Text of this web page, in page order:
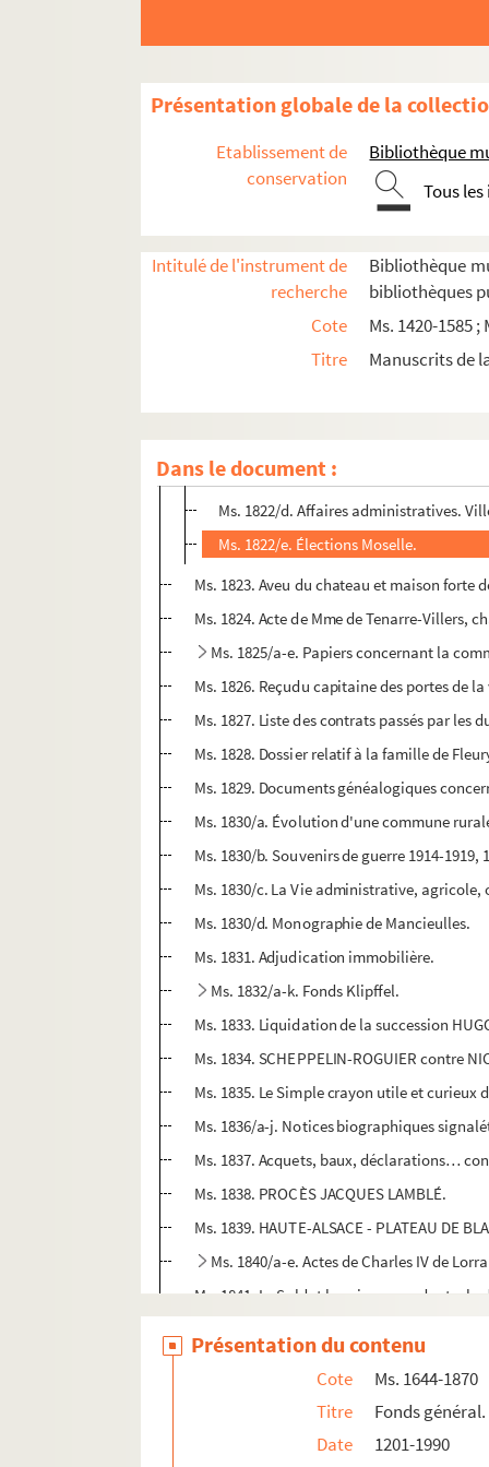
Présentation globale de la
Etablissement de
conservation
Bibliothèque
Tous
Intitulé de l'instrument de
recherche
Bibliothèque
bibliothèques
Cote
Ms. 1420-1585 ;
Titre
Manuscrits de
Dans le document :
Ms. 1814. 1 lettre autographe signée à M.
Ms. 1816. FÊTE DE NANCY : 3 août 1879.
Ms. 1817/a-e. Notes sur des artistes
Ms. 1818. Terrains et maisons hors la
Ms. 1819/a-n. Papiers de la famille de
Ms. 1820. Pièces historiques et politique,
Ms. 1821. Montre et rôle de 38 hommes
Ms. 1822/a-e. Pièces historiques
Ms. 1822/a. Fiscalité.
Ms. 1822/b. Greniers à sel.
Ms. 1822/c. Dépréciation des assignats.
Ms. 1822/d. Affaires administratives.
Ms. 1822/e. Élections Moselle.
Ms. 1823. Aveu du chateau et maison forte
Ms. 1824. Acte de Mme de Tenarre-Villers,
Ms. 1825/a-e. Papiers concernant la
Ms. 1826. Reçudu capitaine des portes de
Ms. 1827. Liste des contrats passés par les
Ms. 1828. Dossier relatif à la famille de
Ms. 1829. Documents généalogiques
Ms. 1830/a. Évolution d'une commune
Ms. 1830/b. Souvenirs de guerre 1914-1919,
Ms. 1830/c. La Vie administrative,
Ms. 1830/d. Monographie de Mancieulles.
Ms. 1831. Adjudication immobilière.
Ms. 1832/a-k. Fonds Klipffel.
Ms. 1833. Liquidation de la succession
Ms. 1834. SCHEPPELIN-ROGUIER contre
Ms. 1835. Le Simple crayon utile et curieux
Ms. 1836/a-j. Notices biographiques
Ms. 1837. Acquets, baux, déclarations…
Ms. 1838. PROCÈS JACQUES LAMBLÉ.
Ms. 1839. HAUTE-ALSACE - PLATEAU DE
Ms. 1840/a-e. Actes de Charles IV de
Ms. 1841. Le Soldat lorrain respondant a la
Présentation du contenu
Cote
Ms. 1644-1870
Titre
Fonds général.
Date
1201-1990